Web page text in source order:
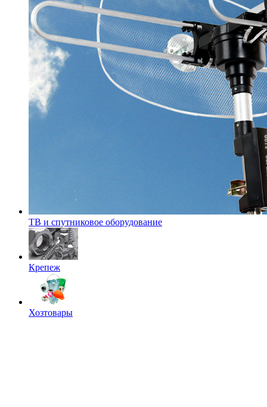
ТВ и спутниковое оборудование
Крепеж
Хозтовары